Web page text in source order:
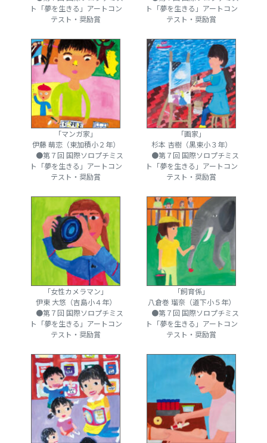
ト「夢を生きる」アートコン
テスト・奨励賞
ト「夢を生きる」アートコン
テスト・奨励賞
「マンガ家」
伊藤 萌恋（東加積小２年）
●第７回 国際ソロプチミス
ト「夢を生きる」アートコン
テスト・奨励賞
「画家」
杉本 杏樹（黒東小３年）
●第７回 国際ソロプチミス
ト「夢を生きる」アートコン
テスト・奨励賞
「女性カメラマン」
伊東 大悠（吉島小４年）
●第７回 国際ソロプチミス
ト「夢を生きる」アートコン
テスト・奨励賞
「飼育係」
八倉巻 瑠奈（道下小５年）
●第７回 国際ソロプチミス
ト「夢を生きる」アートコン
テスト・奨励賞